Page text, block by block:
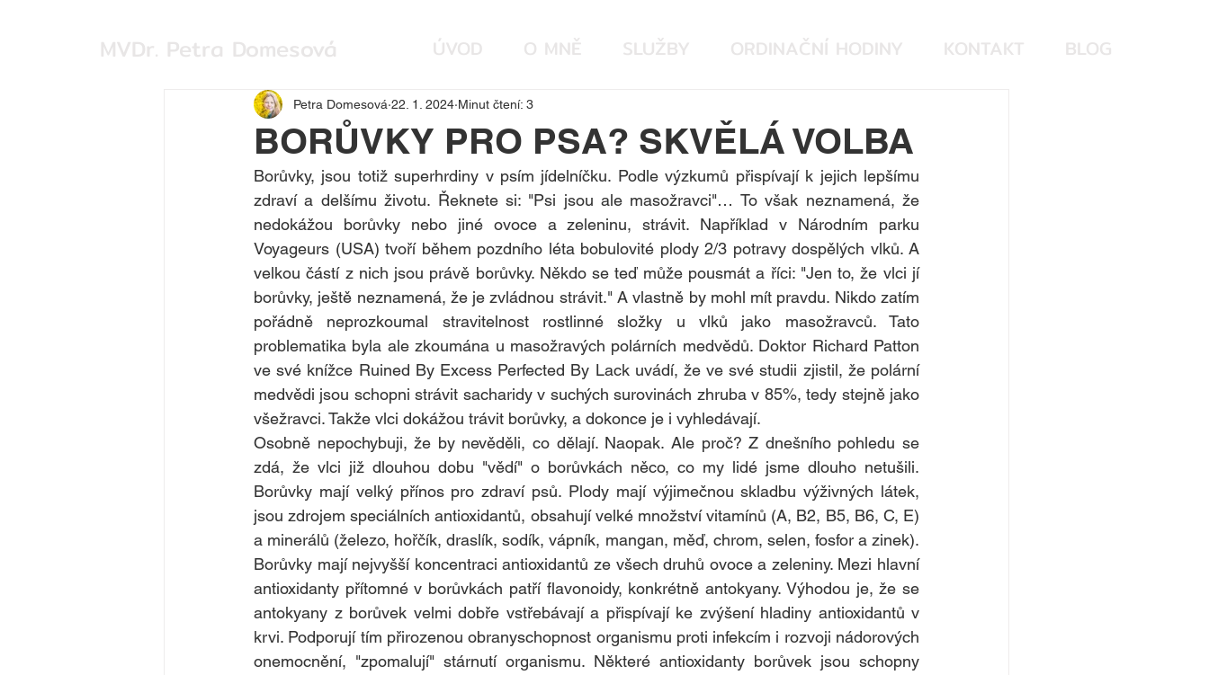
MVDr. Petra Domesová ÚVOD O MNĚ SLUŽBY ORDINAČNÍ HODINY KONTAKT BLOG
BORŮVKY PRO PSA? SKVĚLÁ VOLBA
Petra Domesová 22. 1. 2024 Minut čtení: 3
Borůvky, jsou totiž superhrdiny v psím jídelníčku. Podle výzkumů přispívají k jejich lepšímu
zdraví a delšímu životu. Řeknete si: "Psi jsou ale masožravci"… To však neznamená, že
nedokážou borůvky nebo jiné ovoce a zeleninu, strávit. Například v Národním parku
Voyageurs (USA) tvoří během pozdního léta bobulovité plody 2/3 potravy dospělých vlků. A
velkou částí z nich jsou právě borůvky. Někdo se teď může pousmát a říci: "Jen to, že vlci jí
borůvky, ještě neznamená, že je zvládnou strávit." A vlastně by mohl mít pravdu. Nikdo zatím
pořádně neprozkoumal stravitelnost rostlinné složky u vlků jako masožravců. Tato
problematika byla ale zkoumána u masožravých polárních medvědů. Doktor Richard Patton
ve své knížce Ruined By Excess Perfected By Lack uvádí, že ve své studii zjistil, že polární
medvědi jsou schopni strávit sacharidy v suchých surovinách zhruba v 85%, tedy stejně jako
všežravci. Takže vlci dokážou trávit borůvky, a dokonce je i vyhledávají.
Osobně nepochybuji, že by nevěděli, co dělají. Naopak. Ale proč? Z dnešního pohledu se
zdá, že vlci již dlouhou dobu "vědí" o borůvkách něco, co my lidé jsme dlouho netušili.
Borůvky mají velký přínos pro zdraví psů. Plody mají výjimečnou skladbu výživných látek,
jsou zdrojem speciálních antioxidantů, obsahují velké množství vitamínů (A, B2, B5, B6, C, E)
a minerálů (železo, hořčík, draslík, sodík, vápník, mangan, měď, chrom, selen, fosfor a zinek).
Borůvky mají nejvyšší koncentraci antioxidantů ze všech druhů ovoce a zeleniny. Mezi hlavní
antioxidanty přítomné v borůvkách patří flavonoidy, konkrétně antokyany. Výhodou je, že se
antokyany z borůvek velmi dobře vstřebávají a přispívají ke zvýšení hladiny antioxidantů v
krvi. Podporují tím přirozenou obranyschopnost organismu proti infekcím i rozvoji nádorových
onemocnění, "zpomalují" stárnutí organismu. Některé antioxidanty borůvek jsou schopny